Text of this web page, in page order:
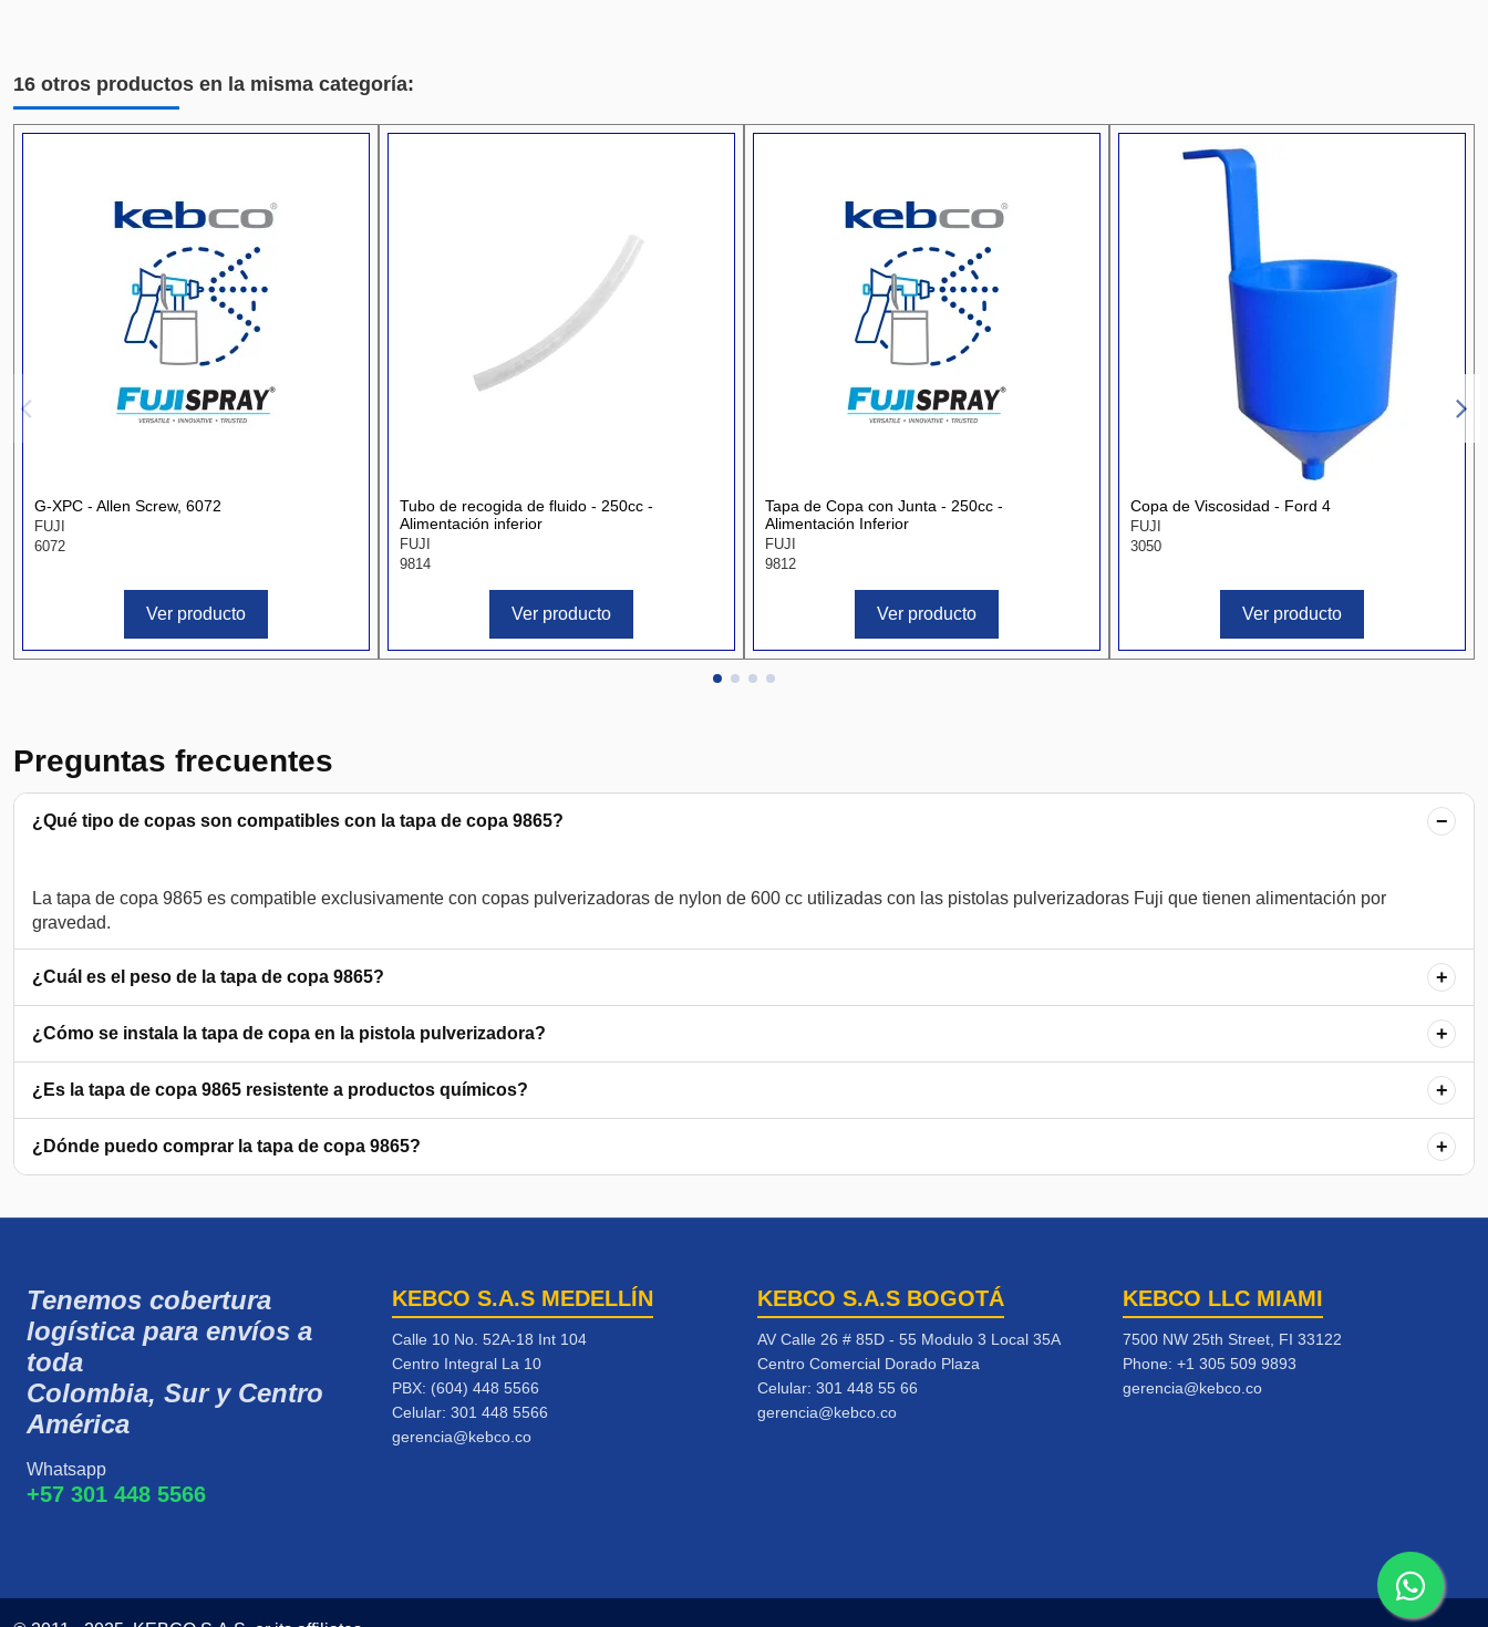
16 otros productos en la misma categoría:
G-XPC - Allen Screw, 6072
FUJI
6072
Ver producto
Tubo de recogida de fluido - 250cc -
Alimentación inferior
FUJI
9814
Ver producto
Tapa de Copa con Junta - 250cc -
Alimentación Inferior
FUJI
9812
Ver producto
Copa de Viscosidad - Ford 4
FUJI
3050
Ver producto
Preguntas frecuentes
¿Qué tipo de copas son compatibles con la tapa de copa 9865? −
La tapa de copa 9865 es compatible exclusivamente con copas pulverizadoras de nylon de 600 cc utilizadas con las pistolas pulverizadoras Fuji que tienen alimentación por
¿Cuál es el peso de la tapa de copa 9865? +
¿Cómo se instala la tapa de copa en la pistola pulverizadora? +
¿Es la tapa de copa 9865 resistente a productos químicos? +
¿Dónde puedo comprar la tapa de copa 9865? +
Tenemos cobertura
logística para envíos a
toda
Colombia, Sur y Centro
América
Whatsapp
+57 301 448 5566
KEBCO S.A.S MEDELLÍN
Calle 10 No. 52A-18 Int 104
Centro Integral La 10
PBX: (604) 448 5566
Celular: 301 448 5566
gerencia@kebco.co
KEBCO S.A.S BOGOTÁ
AV Calle 26 # 85D - 55 Modulo 3 Local 35A
Centro Comercial Dorado Plaza
Celular: 301 448 55 66
gerencia@kebco.co
KEBCO LLC MIAMI
7500 NW 25th Street, FI 33122
Phone: +1 305 509 9893
gerencia@kebco.co